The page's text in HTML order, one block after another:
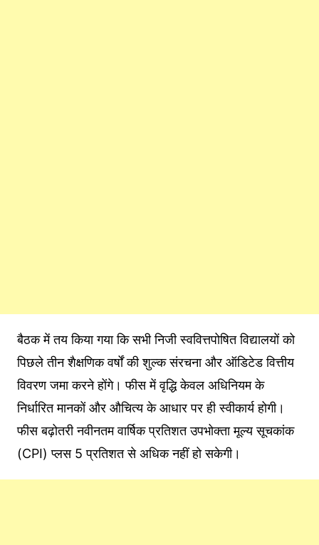
बैठक में तय किया गया कि सभी निजी स्ववित्तपोषित विद्यालयों को
पिछले तीन शैक्षणिक वर्षों की शुल्क संरचना और ऑडिटेड वित्तीय
विवरण जमा करने होंगे। फीस में वृद्धि केवल अधिनियम के
निर्धारित मानकों और औचित्य के आधार पर ही स्वीकार्य होगी।
फीस बढ़ोतरी नवीनतम वार्षिक प्रतिशत उपभोक्ता मूल्य सूचकांक
(CPI) प्लस 5 प्रतिशत से अधिक नहीं हो सकेगी।